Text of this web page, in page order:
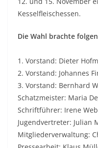
Kesselfleischessen.
Die Wahl brachte
1. Vorstand: Dieter
2. Vorstand: Johannes
3. Vorstand: Bernhard
Schatzmeister: Maria
Schriftführer: Irene
Jugendvertreter: Julian
Mitgliederverwaltung: